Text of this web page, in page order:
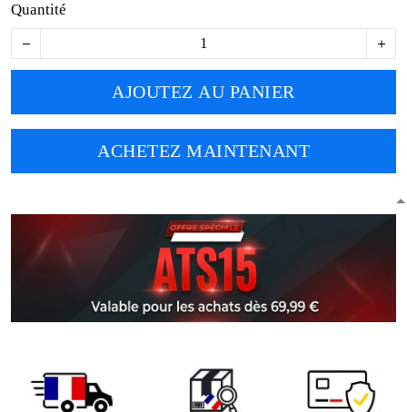
Quantité
AJOUTEZ AU PANIER
ACHETEZ MAINTENANT